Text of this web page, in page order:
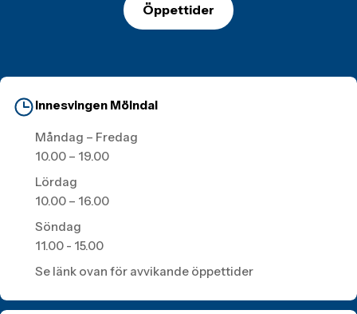
Öppettider
Innesvingen Mölndal
Måndag – Fredag
10.00 – 19.00
Lördag
10.00 – 16.00
Söndag
11.00 - 15.00
Se länk ovan för avvikande öppettider